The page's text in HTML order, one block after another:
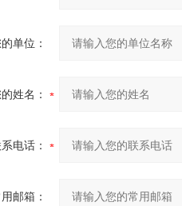
单位：
姓名：
电话：
邮箱：